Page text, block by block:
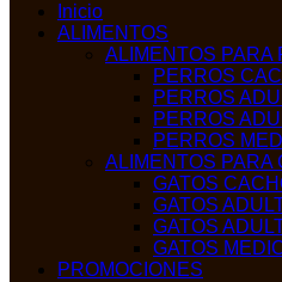
Inicio
ALIMENTOS
ALIMENTOS PARA
PERROS
PERROS
PERROS
PERROS
ALIMENTOS PARA
GATOS
GATOS
GATOS
GATOS
PROMOCIONES